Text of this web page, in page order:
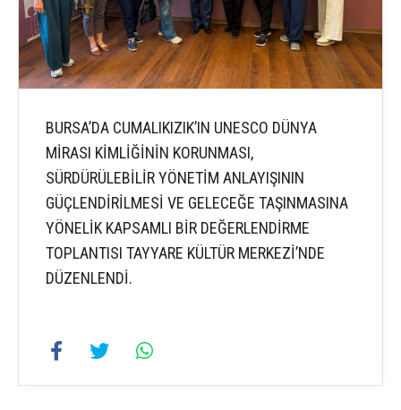
BURSA’DA CUMALIKIZIK’IN UNESCO DÜNYA
MİRASI KİMLİĞİNİN KORUNMASI,
SÜRDÜRÜLEBİLİR YÖNETİM ANLAYIŞININ
GÜÇLENDİRİLMESİ VE GELECEĞE TAŞINMASINA
YÖNELİK KAPSAMLI BİR DEĞERLENDİRME
TOPLANTISI TAYYARE KÜLTÜR MERKEZİ’NDE
DÜZENLENDİ.